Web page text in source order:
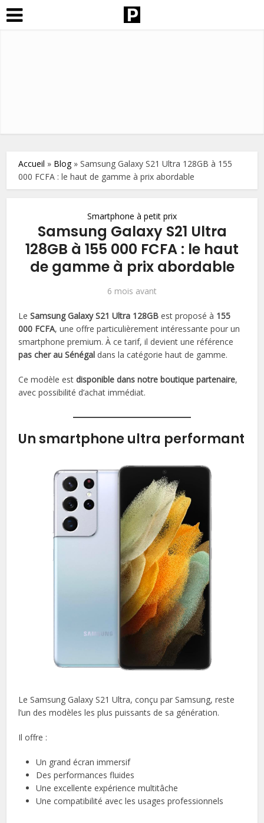
Accueil » Blog»Samsung Galaxy S21 Ultra 128GB à 155
000 FCFA : le haut de gamme à prix abordable
Smartphone à petit prix
Samsung Galaxy S21 Ultra
128GB à 155 000 FCFA : le haut
de gamme à prix abordable
6 mois avant
LeSamsung Galaxy S21 Ultra 128GB est proposé à 155
000 FCFA, une offre particulièrement intéressante pour un
smartphone premium. À ce tarif, il devient une référence
pas cher au Sénégal dans la catégorie haut de gamme.
Ce modèle estdisponible dans notre boutique partenaire,
avec possibilité d’achat immédiat.
Un smartphone ultra performant
Le Samsung Galaxy S21 Ultra, conçu par Samsung, reste
l’un des modèles les plus puissants de sa génération.
Il offre :
Un grand écran immersif
Des performances fluides
Une excellente expérience multitâche
Une compatibilité avec les usages professionnels